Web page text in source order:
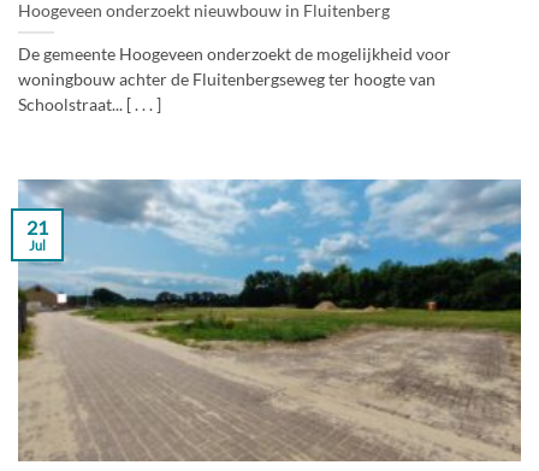
Hoogeveen onderzoekt nieuwbouw in Fluitenberg
De gemeente Hoogeveen onderzoekt de mogelijkheid voor
woningbouw achter de Fluitenbergseweg ter hoogte van
Schoolstraat... [ . . . ]
21
Jul